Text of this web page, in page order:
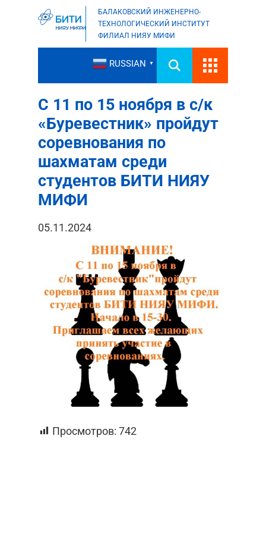
БАЛАКОВСКИЙ ИНЖЕНЕРНО-
ТЕХНОЛОГИЧЕСКИЙ ИНСТИТУТ
ФИЛИАЛ НИЯУ МИФИ
RUSSIAN ▼
С 11 по 15 ноября в с/к
«Буревестник» пройдут
соревнования по
шахматам среди
студентов БИТИ НИЯУ
МИФИ
05.11.2024
Просмотров: 742